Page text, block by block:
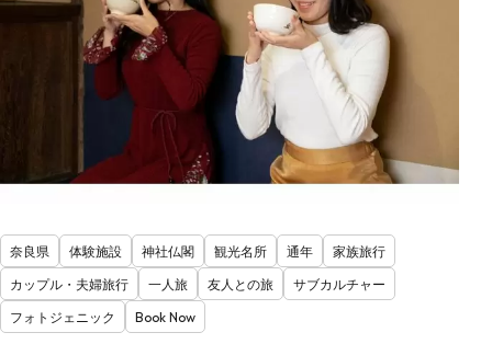
奈良県 体験施設 神社仏閣 観光名所 通年
家族旅行
カップル・夫婦旅行
一人旅 友人との旅
サブカルチャー
フォトジェニック
Book Now